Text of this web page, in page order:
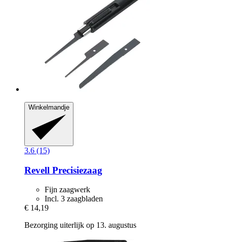
Winkelmandje
3.6 (15)
Revell Precisiezaag
Fijn zaagwerk
Incl. 3 zaagbladen
€ 14,19
Bezorging uiterlijk op 13. augustus